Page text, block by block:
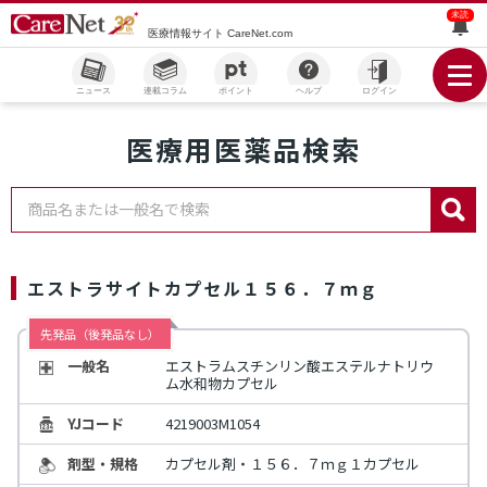
医療情報サイト CareNet.com
未読
ニュース 連載コラム ポイント ヘルプ ログイン
医療用医薬品検索
商品名または一般名で検索
エストラサイトカプセル１５６．７ｍｇ
先発品（後発品なし）
一般名
エストラムスチンリン酸エステルナトリウ
ム水和物カプセル
YJコード
4219003M1054
剤型・規格
カプセル剤・１５６．７ｍｇ１カプセル